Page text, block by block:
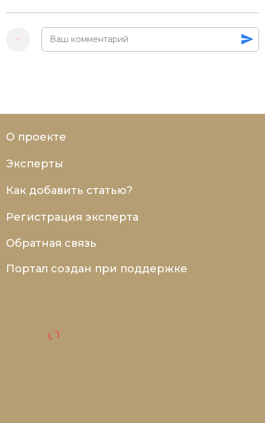
О проекте
Эксперты
Как добавить статью?
Регистрация эксперта
Обратная связь
Портал создан при поддержке